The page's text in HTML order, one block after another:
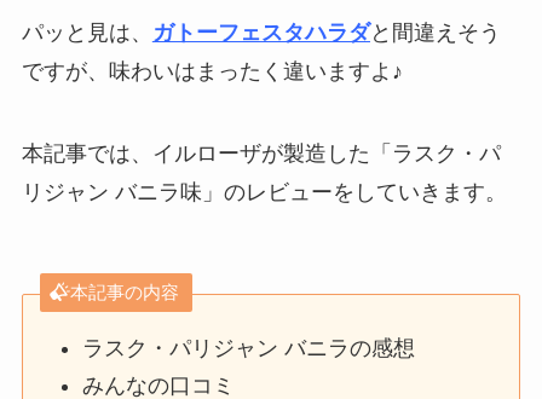
パッと見は、 ガトーフェスタハラダと間違えそう
ですが、味わいはまったく違いますよ♪
本記事では、イルローザが製造した「ラスク・パ
リジャン バニラ味」のレビューをしていきます。
本記事の内容
ラスク・パリジャン バニラの感想
みんなの口コミ